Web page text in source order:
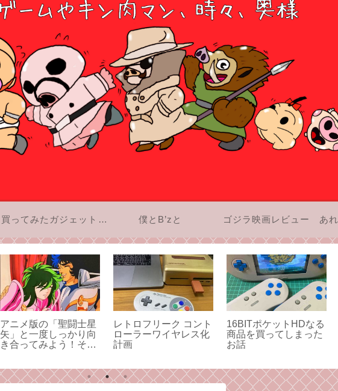
買ってみたガジェットのお話 僕とB’zと ゴジラ映画レビュー
アニメ版の「聖闘士星
矢」と一度しっかり向
き合ってみよう！その
レトロフリーク コント
ローラーワイヤレス化
計画
16BITポケットHDなる
商品を買ってしまった
お話